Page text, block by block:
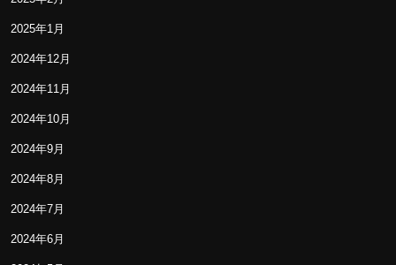
2025年1月
2024年12月
2024年11月
2024年10月
2024年9月
2024年8月
2024年7月
2024年6月